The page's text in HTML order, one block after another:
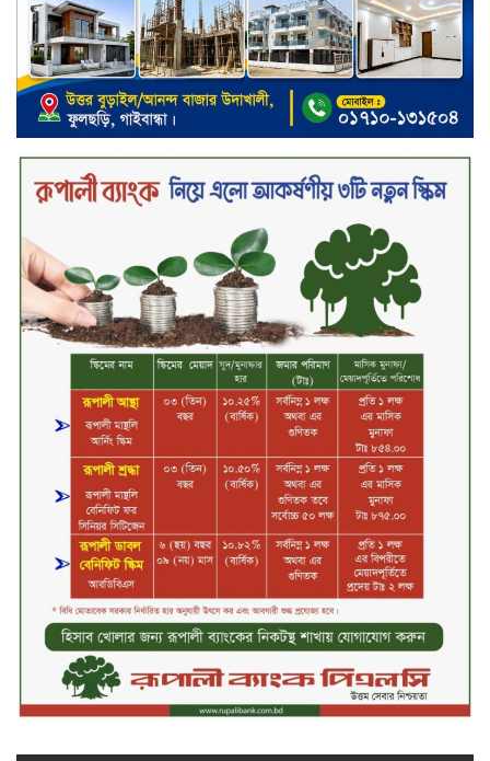
ক্যাশলেস বাংলাদেশ বিনির্মাণে
ইসলামী ব্যাংকের উদ্যোগে বাংলা
কিউআর নিয়ে বিশিষ্ট আলেমদের সঙ্গে
মতবিনিময় সভা অনুষ্ঠিত
‘শেখ হাসিনা ডিসেম্বরে ফিরলে গণহত্যার
দায় নিয়ে কারাগারে যাবেন,’ আইনমন্ত্রী
মধ্যরাতে শাহজালাল বিমানবন্দরের
বলাকা লাউঞ্জে অগ্নিকাণ্ড
নিরাপদ ও স্বল্পব্যয়ে ক্যাশলেস লেনদেন
গড়তে কাজ করছে বাংলাদেশ ব্যাংক:
গভর্নর
জীবননগর সীমান্ত দিয়ে ভারতে অবৈধ
অনুপ্রবেশের সময় ৮ বাংলাদেশি নারী
আটক